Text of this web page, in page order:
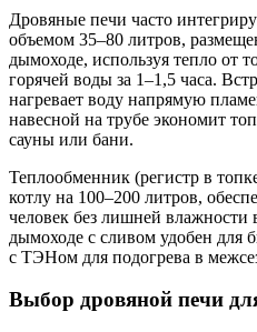
Дровяные печи часто
объемом 35–80 литров,
дымоходе, используя тепло от
горячей воды за 1–1,5 часа.
нагревает воду напрямую
навесной на трубе экономит
сауны или бани.
Теплообменник (регистр в
котлу на 100–200 литров,
человек без лишней
дымоходе с сливом удобен для
с ТЭНом для подогрева в
Выбор дровяной печи